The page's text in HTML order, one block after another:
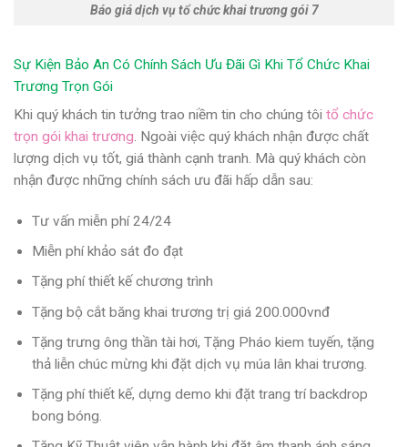
Báo giá dịch vụ tổ chức khai trương gói 7
Sự Kiện Bảo An Có Chính Sách Ưu Đãi Gì Khi Tổ Chức Khai
Trương Trọn Gói
Khi quý khách tin tưởng trao niềm tin cho chúng tôi tổ chức
trọn gói khai trương. Ngoài việc quý khách nhận được chất
lượng dịch vụ tốt, giá thành cạnh tranh. Mà quý khách còn
nhận được những chính sách ưu đãi hấp dẫn sau:
Tư vấn miễn phí 24/24
Miễn phí khảo sát đo đạt
Tặng phí thiết kế chương trình
Tặng bộ cắt băng khai trương trị giá 200.000vnđ
Tặng trưng ông thần tài hơi, Tặng Pháo kiem tuyến, tặng
thả liễn chúc mừng khi đặt dịch vụ múa lân khai trương.
Tặng phí thiết kế, dựng demo khi đặt trang trí backdrop
bong bóng.